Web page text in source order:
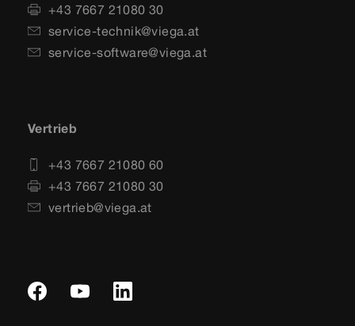
+43 7667 21080 30
service-technik@viega.at
service-software@viega.at
Vertrieb
+43 7667 21080 60
+43 7667 21080 30
vertrieb@viega.at